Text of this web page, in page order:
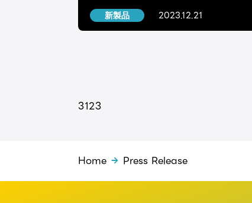
新製品 2023.12.21
3123
Home Press Release